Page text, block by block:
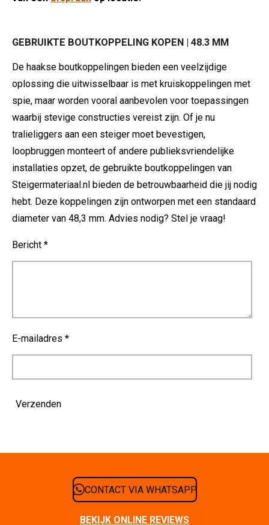
GEBRUIKTE BOUTKOPPELING KOPEN | 48.3 MM
De haakse boutkoppelingen bieden een veelzijdige
oplossing die uitwisselbaar is met kruiskoppelingen met
spie, maar worden vooral aanbevolen voor toepassingen
waarbij stevige constructies vereist zijn. Of je nu
tralieliggers aan een steiger moet bevestigen,
loopbruggen monteert of andere publieksvriendelijke
installaties opzet, de gebruikte boutkoppelingen van
Steigermateriaal.nl bieden de betrouwbaarheid die jij nodig
hebt. Deze koppelingen zijn ontworpen met een standaard
diameter van 48,3 mm. Advies nodig? Stel je vraag!
Bericht *
E-mailadres *
Verzenden
CONTACT VIA WHATSAPP
BEKIJK ONLINE REVIEWS